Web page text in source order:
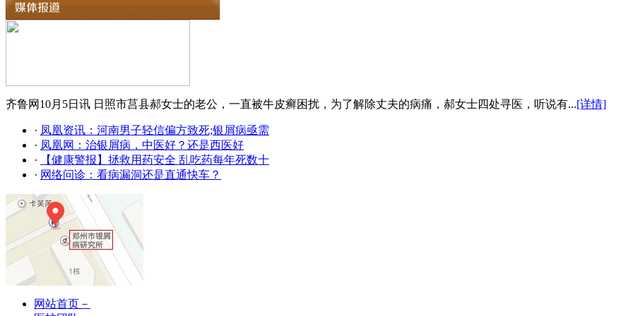
齐鲁网10月5日讯 日照市莒县郝女士的老公，一直被牛皮癣困扰，为了解除丈夫的病痛，郝女士四处寻医，听说有...[详情]
· 凤凰资讯：河南男子轻信偏方致死;银屑病亟需
· 凤凰网：治银屑病，中医好？还是西医好
·
【健康警报】拯救用药安全 乱吃药每年死数十
· 网络问诊：看病漏洞还是直通快车？
网站首页－